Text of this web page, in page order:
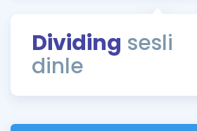
Rehberlik Aracı
ÖSYM Sınav Takvimi
Dividing sesli
dinle